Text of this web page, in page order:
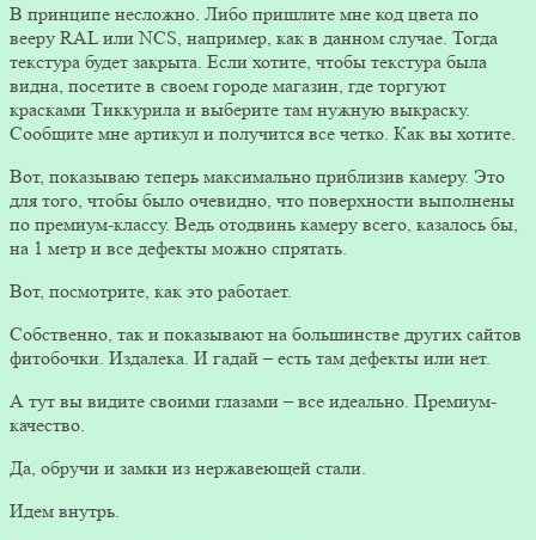
В принципе несложно. Либо пришлите мне код цвета по
вееру RAL или NCS, например, как в данном случае. Тогда
текстура будет закрыта. Если хотите, чтобы текстура была
видна, посетите в своем городе магазин, где торгуют
красками Тиккурила и выберите там нужную выкраску.
Сообщите мне артикул и получится все четко. Как вы хотите.
Вот, показываю теперь максимально приблизив камеру. Это
для того, чтобы было очевидно, что поверхности выполнены
по премиум-классу. Ведь отодвинь камеру всего, казалось бы,
на 1 метр и все дефекты можно спрятать.
Вот, посмотрите, как это работает.
Собственно, так и показывают на большинстве других сайтов
фитобочки. Издалека. И гадай – есть там дефекты или нет.
А тут вы видите своими глазами – все идеально. Премиум-
качество.
Да, обручи и замки из нержавеющей стали.
Идем внутрь.